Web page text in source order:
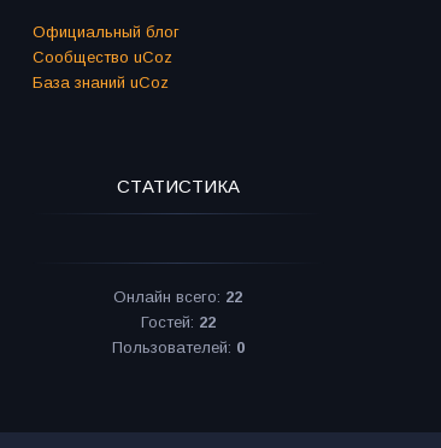
Официальный блог
Сообщество uCoz
База знаний uCoz
СТАТИСТИКА
Онлайн всего: 22
Гостей: 22
Пользователей: 0